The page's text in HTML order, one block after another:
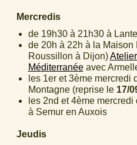
Mercredis
de 19h30 à 21h30 à
de 20h à 22h à la Maison
Roussillon à Dijon)
Méditerranéeavec
les 1er et 3ème mercredi
Montagne (reprise le 17/
les 2nd et 4ème
à Semur en Auxois
Jeudis